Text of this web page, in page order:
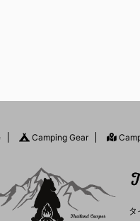
Camping Gear
タ